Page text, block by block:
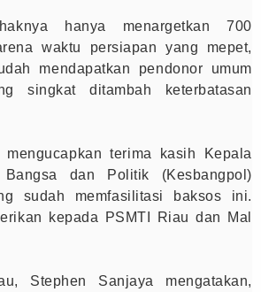
hanya menargetkan 700
waktu persiapan yang mepet,
mendapatkan pendonor umum
singkat ditambah keterbatasan
terima kasih Kepala
dan Politik (Kesbangpol)
sudah memfasilitasi baksos ini.
kepada PSMTI Riau dan Mal
Stephen Sanjaya mengatakan,